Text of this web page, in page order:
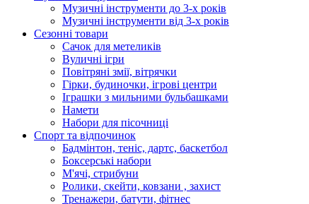
Музичні інструменти до 3-х років
Музичні інструменти від 3-х років
Сезонні товари
Сачок для метеликів
Вуличні ігри
Повітряні змії, вітрячки
Гірки, будиночки, ігрові центри
Іграшки з мильними бульбашками
Намети
Набори для пісочниці
Спорт та відпочинок
Бадмінтон, теніс, дартс, баскетбол
Боксерські набори
М'ячі, стрибуни
Ролики, скейти, ковзани , захист
Тренажери, батути, фітнес